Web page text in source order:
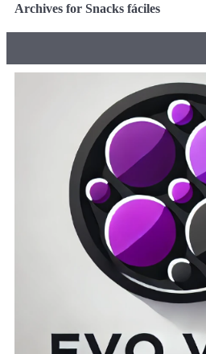
Archives for Snacks fáciles